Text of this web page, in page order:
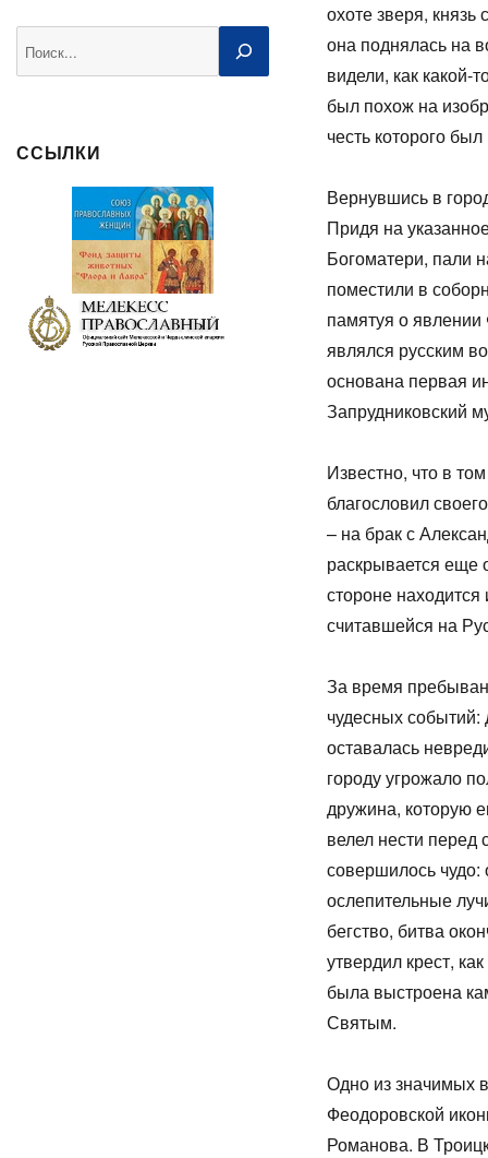
ССЫЛКИ
охоте зверя,
она поднялась на
видели, как какой-
был похож на
честь которого
Вернувшись в
Придя на
Богоматери, пали
поместили в
памятуя о
являлся русским
основана первая
Запрудниковский
Известно, что в
благословил
– на брак с
раскрывается еще
стороне
считавшейся на
За время
чудесных
оставалась
городу угрожало
дружина, которую
велел нести
совершилось чудо:
ослепительные
бегство, битва
утвердил крест,
была выстроена
Святым.
Одно из значимых
Феодоровской
Романова. В